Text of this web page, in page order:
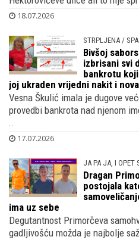
18.07.2026
STRPLJENA /
Bivšoj
izbrisani svi
bankrotu
joj ukraden vrijedni nakit i
Vesna Škulić imala je dugove
provedbi bankrota nad njenom
..
17.07.2026
JA PA JA, I OPET
Dragan
postojala
ima uz sebe
Degutantnost Primorčeva
gadljivošću možda je najbolje